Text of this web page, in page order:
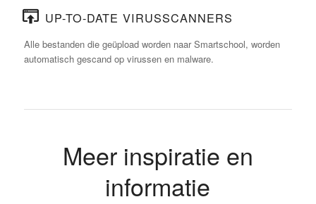
UP-TO-DATE VIRUSSCANNERS
Alle bestanden die geüpload worden naar Smartschool, worden
automatisch gescand op virussen en malware.
Meer inspiratie en
informatie